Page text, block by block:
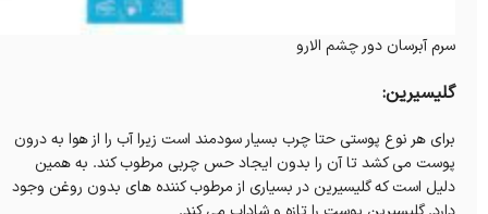
سرم آبرسان دور چشم الارو
گلیسیرین:
برای هر نوع پوستی حتا چرب بسیار سودمند است زیرا آب را از هوا به درون
پوست می کشد تا آن را بدون ایجاد حس چربی مرطوب کند. به همین
دلیل است که گلیسیرین در بسیاری از مرطوب کننده های بدون روغن وجود